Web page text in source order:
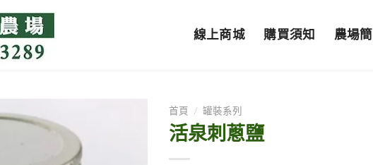
線上商城 購買須知 農場
首頁 / 罐裝系列
活泉刺蔥鹽